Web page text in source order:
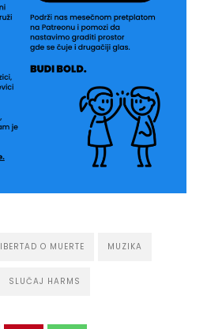
O MUERTE MUZIKA
SLUČAJ HARMS